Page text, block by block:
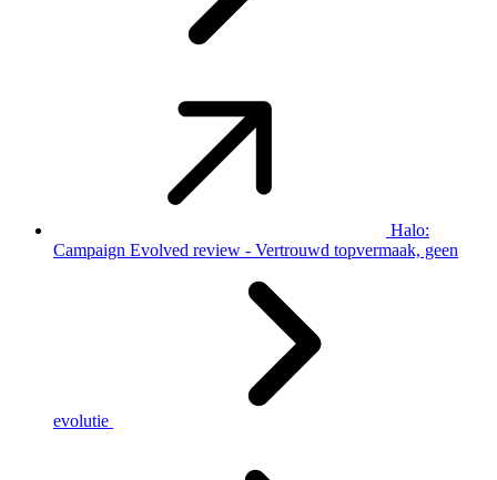
Halo:
Campaign Evolved review - Vertrouwd topvermaak, geen
evolutie